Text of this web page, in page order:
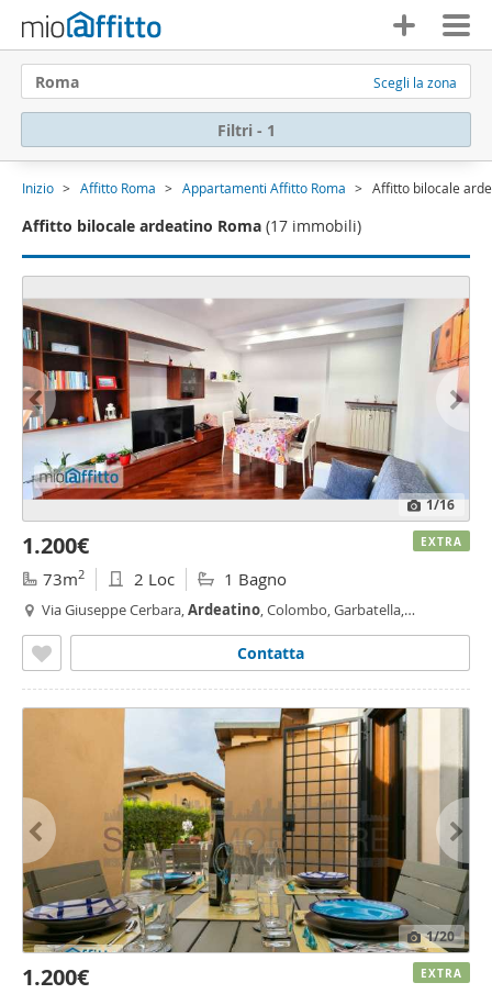
Roma Scegli la zona
Filtri - 1
Inizio Affitto Roma Appartamenti Affitto Roma Affitto bilocale
Affitto bilocale ardeatino Roma (17 immobili)
1/16
1.200€
73m2 2 Loc 1 Bagno
Via Giuseppe Cerbara,Ardeatino, Colombo, Garbatella,
Contatta
EXTRA
1/20
1.200€ EXTRA